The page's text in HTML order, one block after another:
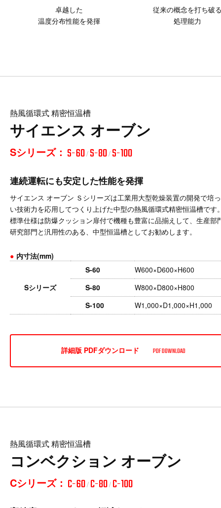
卓越した
温度分布性能を発揮
従来の概念を打ち破
処理能力
熱風循環式 精密恒温槽
サイエンス オーブン
Sシリーズ： S-60/ S-80/ S-100
連続運転にも安定した性能を発揮
サイエンス オーブン Ｓシリーズは工業用大型乾燥装置の開発で培
い技術力を応用してつくり上げた中型の熱風循環式精密恒温槽です
標準仕様は防爆クッション扉付で機種も豊富に品揃えして、生産部
研究部門と汎用性のある、中型恒温槽としてお勧めします。
● 内寸法(mm)
Sシリーズ
S-60
W600×D600×H600
S-80
W800×D800×H800
S-100
W1,000×D1,000×H1,000
詳細版 PDFダウンロード PDF DOWNLOAD
熱風循環式 精密恒温槽
コンベクション オーブン
Cシリーズ： C-60/ C-80/ C-100